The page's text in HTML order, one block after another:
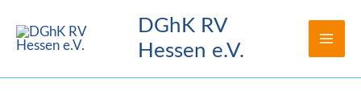
Inhalt
DGhK RV
Hessen e.V.